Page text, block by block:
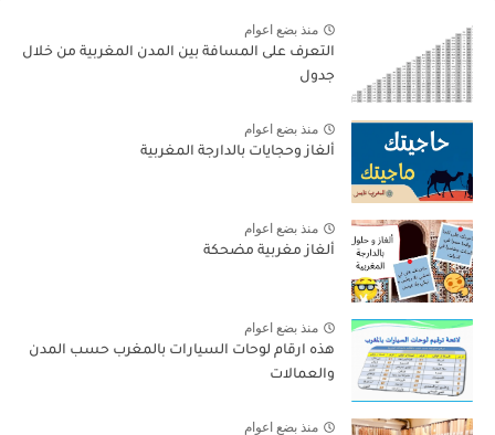
منذ بضع اعوام
التعرف على المسافة بين المدن المغربية من خلال
جدول
منذ بضع اعوام
ألغاز وحجايات بالدارجة المغربية
منذ بضع اعوام
ألغاز مغربية مضحكة
منذ بضع اعوام
هذه ارقام لوحات السيارات بالمغرب حسب المدن
والعمالات
منذ بضع اعوام